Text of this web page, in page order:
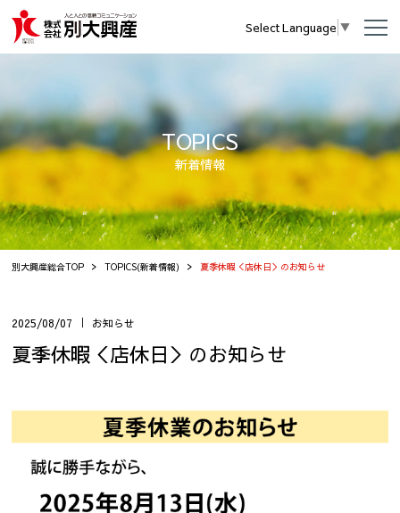
Select Language ▼
TOPICS
新着情報
別大興産総合TOP TOPICS(新着情報) 夏季休暇＜店休日＞のお知らせ
2025/08/07 お知らせ
夏季休暇＜店休日＞のお知らせ